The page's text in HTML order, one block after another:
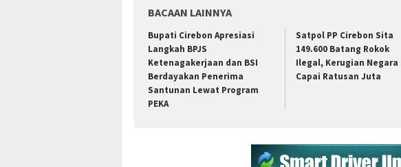
BACAAN LAINNYA
Bupati Cirebon Apresiasi
Langkah BPJS
Ketenagakerjaan dan BSI
Berdayakan Penerima
Santunan Lewat Program
PEKA
Satpol PP Cirebon Sita
149.600 Batang Rokok
Ilegal, Kerugian Negara
Capai Ratusan Juta